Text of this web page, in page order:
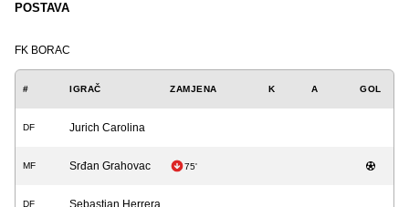
POSTAVA
FK BORAC
# IGRAČ ZAMJENA K A GOL
DF Jurich Carolina
MF Srđan Grahovac 75'
DF Sebastian Herrera